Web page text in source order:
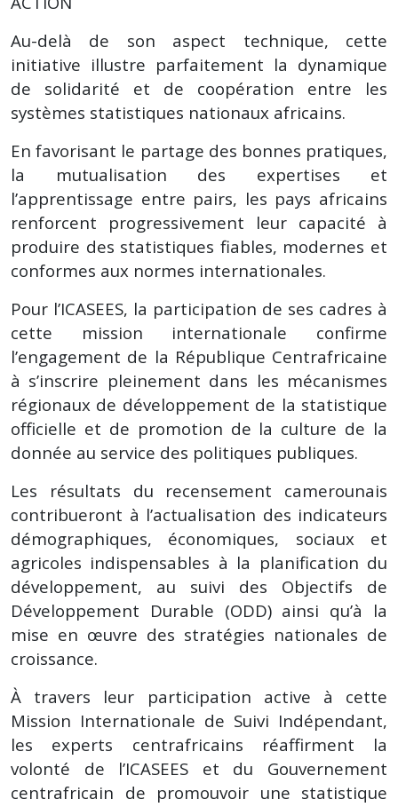
Au-delà de son aspect technique, cette
initiative illustre parfaitement la dynamique
de solidarité et de coopération entre les
systèmes statistiques nationaux africains.
En favorisant le partage des bonnes pratiques,
la mutualisation des expertises et
l’apprentissage entre pairs, les pays africains
renforcent progressivement leur capacité à
produire des statistiques fiables, modernes et
conformes aux normes internationales.
Pour l’ICASEES, la participation de ses cadres à
cette mission internationale confirme
l’engagement de la République Centrafricaine
à s’inscrire pleinement dans les mécanismes
régionaux de développement de la statistique
officielle et de promotion de la culture de la
donnée au service des politiques publiques.
Les résultats du recensement camerounais
contribueront à l’actualisation des indicateurs
démographiques, économiques, sociaux et
agricoles indispensables à la planification du
développement, au suivi des Objectifs de
Développement Durable (ODD) ainsi qu’à la
mise en œuvre des stratégies nationales de
croissance.
À travers leur participation active à cette
Mission Internationale de Suivi Indépendant,
les experts centrafricains réaffirment la
volonté de l’ICASEES et du Gouvernement
centrafricain de promouvoir une statistique